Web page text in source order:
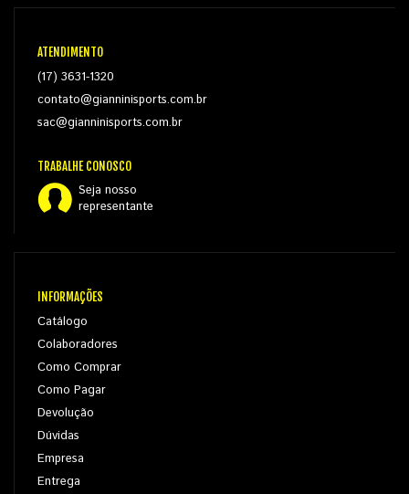
ATENDIMENTO
(17) 3631-1320
contato@gianninisports.com.br
sac@gianninisports.com.br
TRABALHE CONOSCO
Seja nosso
representante
INFORMAÇÕES
Catálogo
Colaboradores
Como Comprar
Como Pagar
Devolução
Dúvidas
Empresa
Entrega